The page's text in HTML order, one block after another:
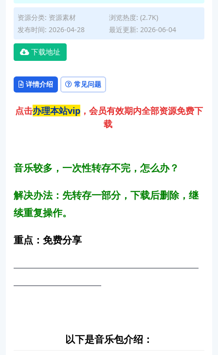
资源分类: 资源素材
浏览热度: (2.7K)
发布时间: 2026-04-28
最近更新: 2026-06-04
下载地址
详情介绍 常见问题
点击办理本站vip ，会员有效期内全部资源免费下
载
音乐较多，一次性转存不完，怎么办？
解决办法：先转存一部分，下载后删除，继
续重复操作。
重点：免费分享
———————————————————
—————————
以下是音乐包介绍：